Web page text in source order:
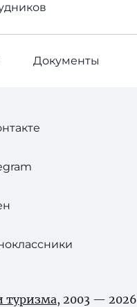
Документы
туризма, 2003 — 2026